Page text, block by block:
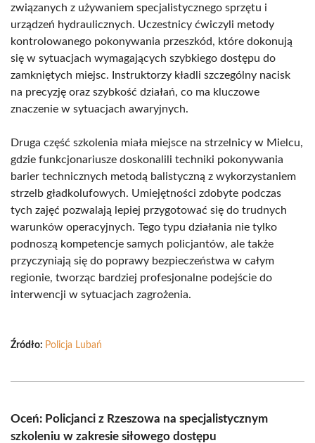
związanych z używaniem specjalistycznego sprzętu i
urządzeń hydraulicznych. Uczestnicy ćwiczyli metody
kontrolowanego pokonywania przeszkód, które dokonują
się w sytuacjach wymagających szybkiego dostępu do
zamkniętych miejsc. Instruktorzy kładli szczególny nacisk
na precyzję oraz szybkość działań, co ma kluczowe
znaczenie w sytuacjach awaryjnych.
Druga część szkolenia miała miejsce na strzelnicy w Mielcu,
gdzie funkcjonariusze doskonalili techniki pokonywania
barier technicznych metodą balistyczną z wykorzystaniem
strzelb gładkolufowych. Umiejętności zdobyte podczas
tych zajęć pozwalają lepiej przygotować się do trudnych
warunków operacyjnych. Tego typu działania nie tylko
podnoszą kompetencje samych policjantów, ale także
przyczyniają się do poprawy bezpieczeństwa w całym
regionie, tworząc bardziej profesjonalne podejście do
interwencji w sytuacjach zagrożenia.
Źródło: Policja Lubań
Oceń: Policjanci z Rzeszowa na specjalistycznym
szkoleniu w zakresie siłowego dostępu